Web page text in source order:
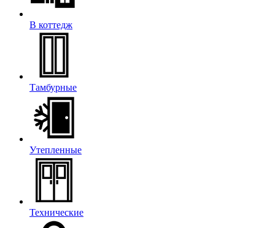
В коттедж
Тамбурные
Утепленные
Технические